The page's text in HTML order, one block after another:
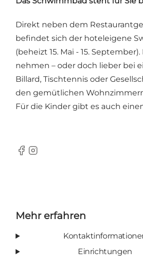
Direkt neben dem
befindet sich der hoteleigene
(beheizt 15. Mai - 15. September).
nehmen – oder doch lieber bei
Billard, Tischtennis oder
den gemütlichen
Für die Kinder gibt es auch
Facebook
Instagram
Mehr erfahren
Einrichtungen